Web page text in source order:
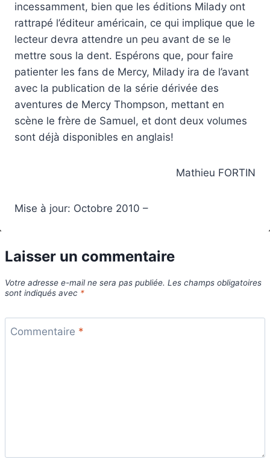
incessamment, bien que les éditions Milady ont
rattrapé l’éditeur américain, ce qui implique que le
lecteur devra attendre un peu avant de se le
mettre sous la dent. Espérons que, pour faire
patienter les fans de Mercy, Milady ira de l’avant
avec la publication de la série dérivée des
aventures de Mercy Thompson, mettant en
scène le frère de Samuel, et dont deux volumes
sont déjà disponibles en anglais!
Mathieu FORTIN
Mise à jour: Octobre 2010 –
Laisser un commentaire
Votre adresse e-mail ne sera pas publiée. Les champs obligatoires
sont indiqués avec *
Commentaire *